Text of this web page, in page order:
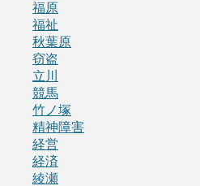
福原
福祉
秋葉原
窃盗
立川
競馬
竹ノ塚
精神障害
経営
経済
綾瀬